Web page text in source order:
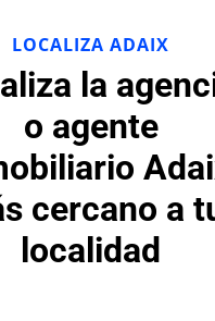
LOCALIZA ADAIX
la
o agente
cercano a
localidad